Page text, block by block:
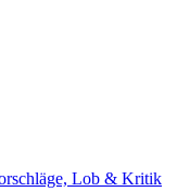
Lob & Kritik